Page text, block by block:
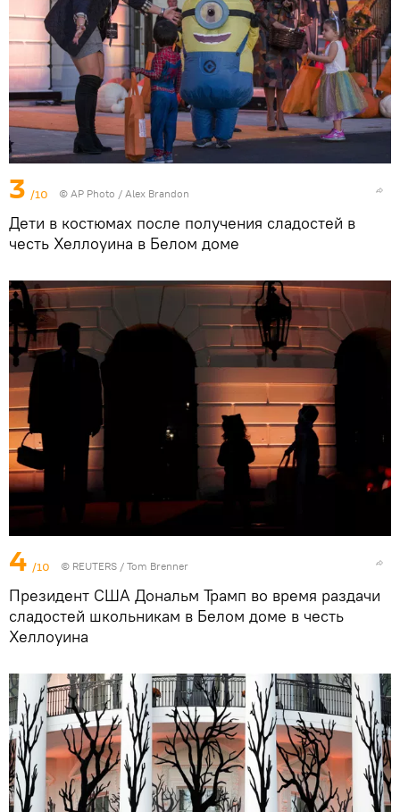
3 /10 © AP Photo / Alex Brandon
Дети в костюмах после получения сладостей в
честь Хеллоуина в Белом доме
4 /10 © REUTERS / Tom Brenner
Президент США Дональм Трамп во время раздачи
сладостей школьникам в Белом доме в честь
Хеллоуина